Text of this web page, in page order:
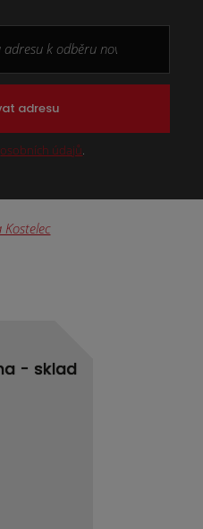
adresu
osobních údajů.
- sklad